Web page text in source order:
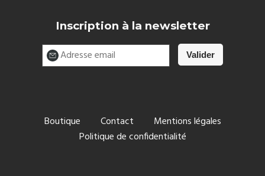
Inscription à la newsletter
Boutique Contact
Mentions légales
Politique de confidentialité